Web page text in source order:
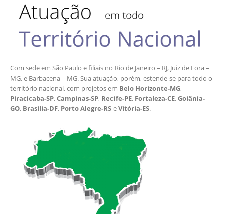
Com sede em São Paulo e filiais no Rio de Janeiro – RJ, Juiz de Fora –
MG, e Barbacena – MG. Sua atuação, porém, estende-se para todo o
território nacional, com projetos em Belo Horizonte-MG,
Piracicaba-SP,Campinas-SP, Recife-PE, Fortaleza-CE,Goiânia-
GO, Brasília-DF, Porto Alegre-RSeVitória-ES.